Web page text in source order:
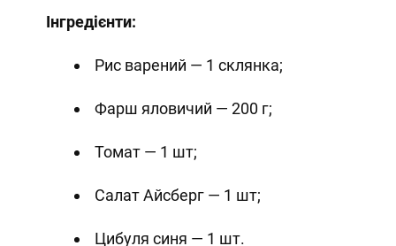
Інгредієнти:
Рис варений — 1 склянка;
Фарш яловичий — 200 г;
Томат — 1 шт;
Салат Айсберг — 1 шт;
Цибуля синя — 1 шт.